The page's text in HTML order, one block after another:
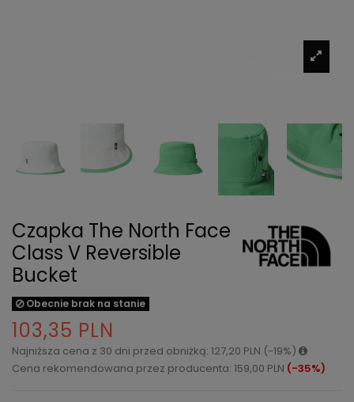
Czapka The North Face
Class V Reversible
Bucket
Obecnie brak na stanie
103,35 PLN
Najniższa cena z 30 dni przed obniżką: 127,20 PLN (-19%)
Cena rekomendowana przez producenta: 159,00 PLN (-35%)